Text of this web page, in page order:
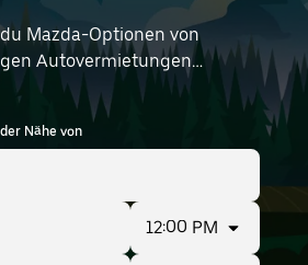
Mazda-Optionen von
Autovermietungen
den richtigen Leihwagen
Roadtrips oder
ob du Preis, Größe oder
findest du Optionen, die
Gib deine Zeit-
(z. B. Leipzig Halle
Vermietungen in deiner
Nähe von
12:00 PM